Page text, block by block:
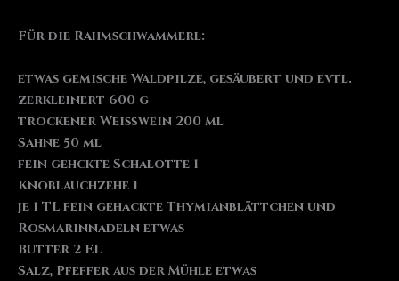
Für die Rahmschwammerl:
etwas gemische Waldpilze, gesäubert und evtl.
zerkleinert 600 g
trockener Weißwein 200 ml
Sahne 50 ml
fein gehckte Schalotte 1
Knoblauchzehe 1
je 1 TL fein gehackte Thymianblättchen und
Rosmarinnadeln etwas
Butter 2 EL
Salz, Pfeffer aus der Mühle etwas